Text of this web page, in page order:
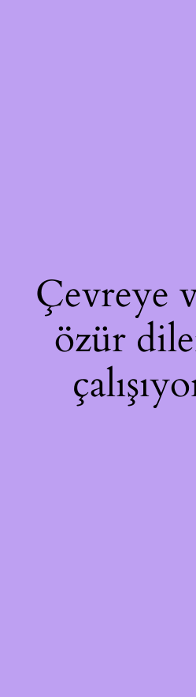
Çevreye
özür